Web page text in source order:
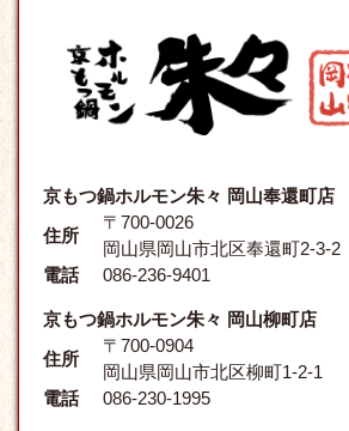
京もつ鍋ホルモン朱々 岡山奉還町店
住所
〒700-0026
岡山県岡山市北区奉還町2-3-2
電話
086-236-9401
京もつ鍋ホルモン朱々 岡山柳町店
住所
〒700-0904
岡山県岡山市北区柳町1-2-1
電話
086-230-1995